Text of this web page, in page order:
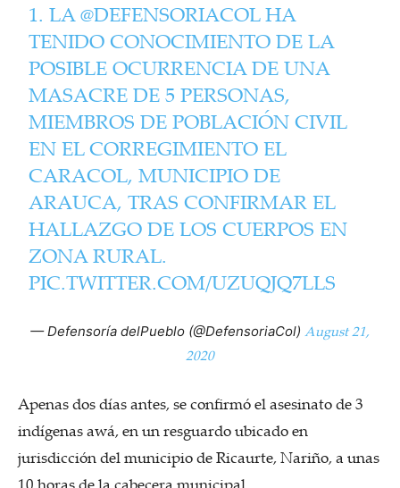
1. LA@DEFENSORIACOLHA
TENIDO CONOCIMIENTO DE LA
POSIBLE OCURRENCIA DE UNA
MASACRE DE 5 PERSONAS,
MIEMBROS DE POBLACIÓN CIVIL
EN EL CORREGIMIENTO EL
CARACOL, MUNICIPIO DE
ARAUCA, TRAS CONFIRMAR EL
HALLAZGO DE LOS CUERPOS EN
ZONA RURAL.
PIC.TWITTER.COM/UZUQJQ7LLS
— Defensoría delPueblo (@DefensoriaCol) August 21,
2020
Apenas dos días antes, se confirmó el asesinato de 3
indígenas awá, en un resguardo ubicado en
jurisdicción del municipio de Ricaurte, Nariño, a unas